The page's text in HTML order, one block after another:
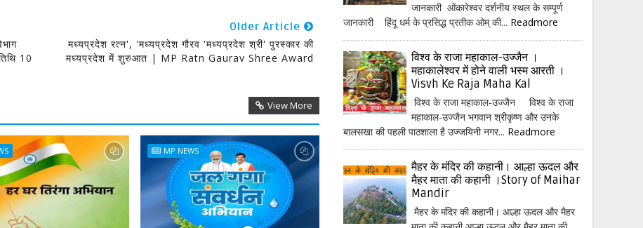
10
Older Article
मध्यप्रदेश रत्न', 'मध्यप्रदेश गौरव 'मध्यप्रदेश श्री' पुरस्कार की
मध्यप्रदेश में शुरुआत | MP Ratn Gaurav Shree Award
View More
MP NEWS
जानकारी ओंकारेश्वर दर्शनीय स्थल के सम्पूर्ण
जानकारी हिंदू धर्म के प्रसिद्ध प्रतीक ओम् की... Readmore
विश्व के राजा महाकाल-उज्जैन ।
महाकालेश्वर में होने वाली भस्म आरती ।
Visvh Ke Raja Maha Kal
विश्व के राजा महाकाल-उज्जैन विश्व के राजा
महाकाल-उज्जैन भगवान श्रीकृष्ण और उनके
बालसखा की पहली पाठशाला है उज्जयिनी नगर... Readmore
मैहर के मंदिर की कहानी। आल्हा ऊदल और
मैहर माता की कहानी ।Story of Maihar
Mandir
मैहर के मंदिर की कहानी। आल्हा ऊदल और मैहर